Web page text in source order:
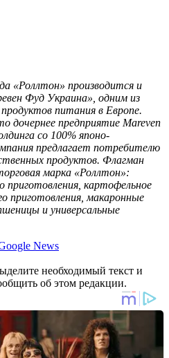
«Роллтон» производится и
Фуд Украина», одним из
питания в Европе.
дочернее предприятие Mareven
со 100% японо-
предлагает потребителю
продуктов. Флагман
марка «Роллтон»:
картофельное
приготовления, макаронные
и универсальные
News
необходимый текст и
об этом редакции.